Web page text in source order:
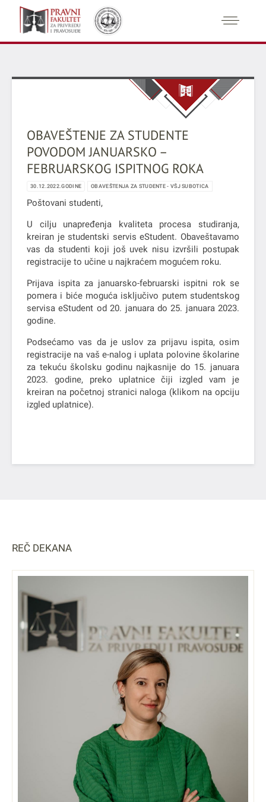
OBAVEŠTENJE ZA STUDENTE
POVODOM JANUARSКO –
FEBRUARSКOG ISPITNOG ROКA
30.12.2022.GODINE OBAVEŠTENJA ZA STUDENTE - VŠJ SUBOTICA
Poštovani studenti,
U cilju unapređenja kvaliteta procesa studiranja,
kreiran je studentski servis eStudent. Obaveštavamo
vas da studenti koji još uvek nisu izvršili postupak
registracije to učine u najkraćem mogućem roku.
Prijava ispita za januarsko-februarski ispitni rok se
pomera i biće moguća isključivo putem studentskog
servisa eStudent od 20. januara do 25. januara 2023.
godine.
Podsećamo vas da je uslov za prijavu ispita, osim
registracije na vaš e-nalog i uplata polovine školarine
za tekuću školsku godinu najkasnije do 15. januara
2023. godine, preko uplatnice čiji izgled vam je
kreiran na početnoj stranici naloga (klikom na opciju
izgled uplatnice).
REČ DEKANA